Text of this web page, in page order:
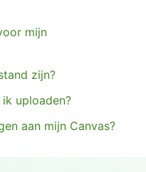
mijn
zijn?
uploaden?
aan mijn Canvas?